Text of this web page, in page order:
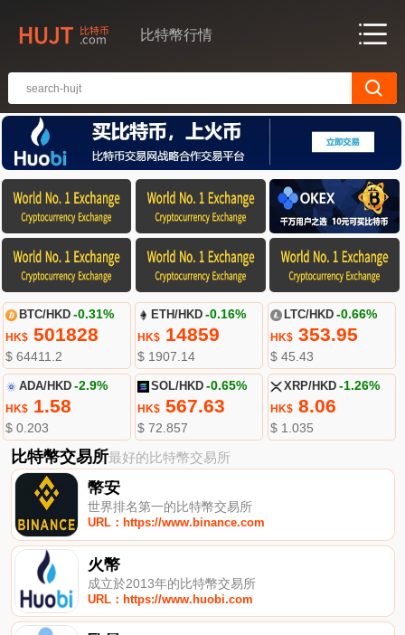
比特幣行情
BTC/HKD -0.31%
HK$501828
$ 64411.2
ETH/HKD -0.16%
HK$ 14859
$ 1907.14
LTC/HKD -0.66%
HK$353.95
$ 45.43
ADA/HKD -2.9%
HK$1.58
$ 0.203
SOL/HKD -0.65%
HK$ 567.63
$ 72.857
XRP/HKD -1.26%
HK$8.06
$ 1.035
比特幣交易所最好的比特幣交易所
幣安
世界排名第一的比特幣交易所
URL：https://www.binance.com
火幣
成立於2013年的比特幣交易所
URL：https://www.huobi.com